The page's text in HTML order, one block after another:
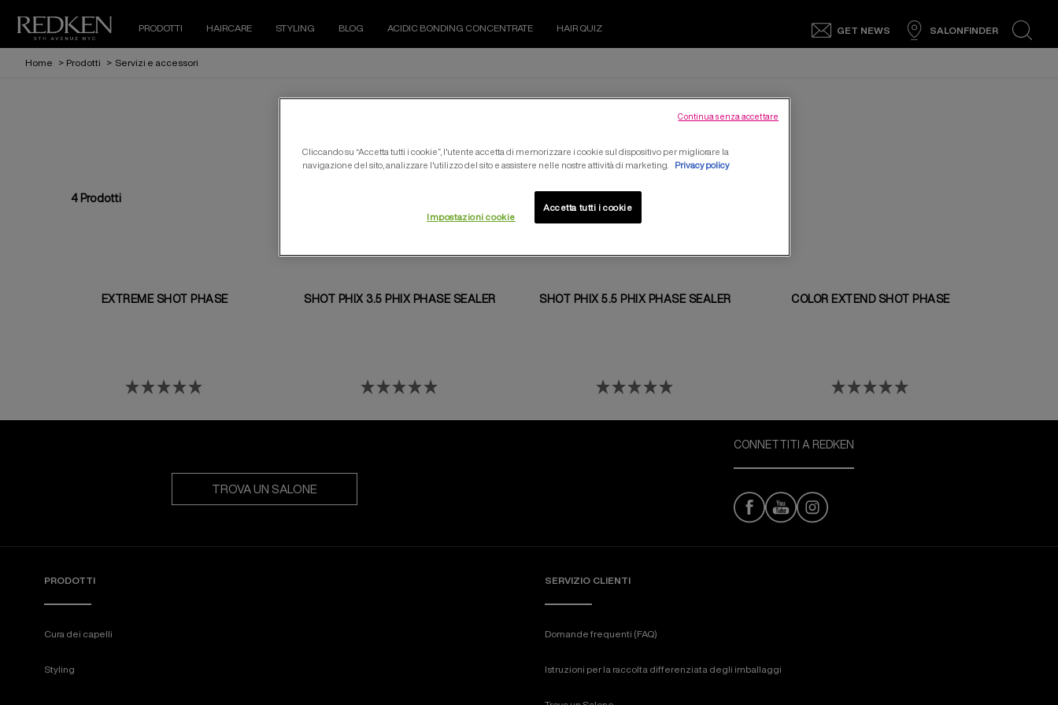
PRODOTTI HAIRCARE STYLING BLOG ACIDIC BONDING CONCENTRATE HAIR QUIZ GET NEWS
SALONFINDER
search
Home > Prodotti > Servizi e accessori
4 Prodotti
EXTREME SHOT PHASE SHOT PHIX 3.5 PHIX PHASE SEALER SHOT PHIX 5.5 PHIX PHASE SEALER COLOR EXTEND SHOT PHASE
TROVA UN SALONE
CONNETTITI A REDKEN
PRODOTTI
Cura dei capelli
Styling
SERVIZIO CLIENTI
Domande frequenti (FAQ)
Istruzioni per la raccolta differenziata degli imballaggi
Cliccando su “Accetta tutti i cookie”, l'utente accetta di memorizzare i cookie sul dispositivo per migliorare la
navigazione del sito, analizzare l'utilizzo del sito e assistere nelle nostre attività di marketing.
Privacy policy
Impostazioni cookie
Accetta tutti i cookie
Continua senza accettare